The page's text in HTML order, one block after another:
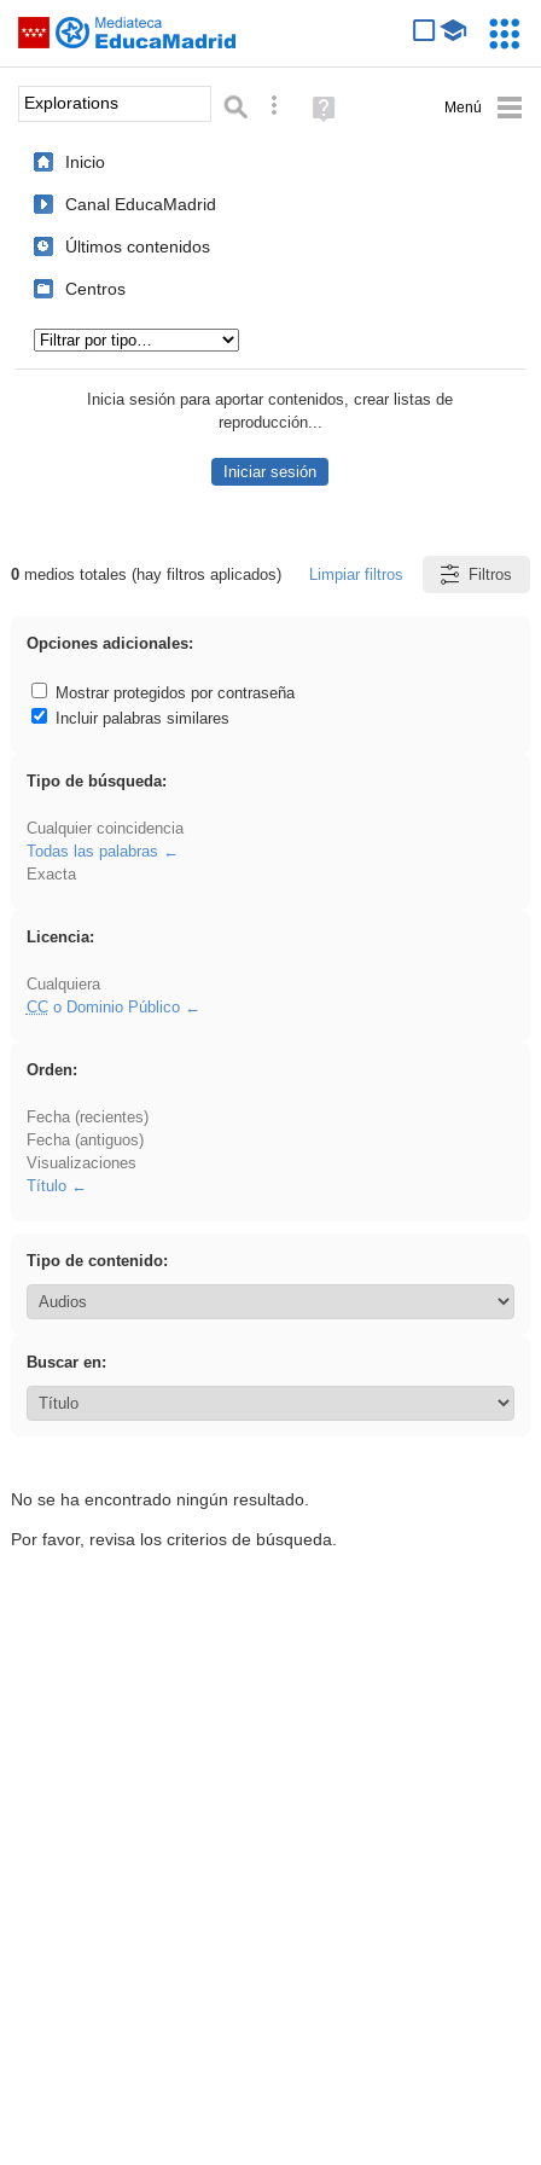
Saltar navegación
Palabra o frase: Búsqueda avanzada
Ayuda
(en
Inicio
Canal EducaMadrid
Últimos contenidos
Centros
Inicia sesión para aportar contenidos, crear listas de
reproducción...
Iniciar sesión
Resultados de: Explorations
0medios totales (hay filtros aplicados) Limpiar filtros Filtros
Opciones adicionales:
Mostrar protegidos por contraseña
Incluir palabras similares
Tipo de búsqueda:
Cualquier coincidencia
Todas las palabras
Exacta
Licencia:
Cualquiera
CCo Dominio Público
Orden:
Fecha (recientes)
Fecha (antiguos)
Visualizaciones
Título
Tipo de contenido:
Buscar en:
No se ha encontrado ningún resultado.
Por favor, revisa los criterios de búsqueda.